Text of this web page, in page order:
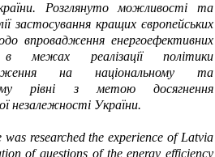
Розглянуто можливості та
застосування кращих європейських
впровадження енергоефективних
в межах реалізації політики
на національному та
рівні з метою досягнення
незалежності України.
researched the experience of Latvia
of questions of the energy efficiency